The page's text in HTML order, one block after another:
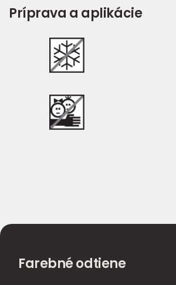
Príprava a aplikácie
Farebné odtiene